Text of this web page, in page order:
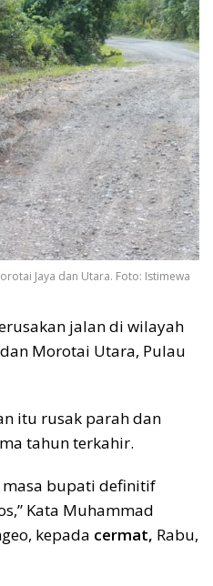
Jaya dan Utara. Foto: Istimewa
jalan di wilayah
Morotai Utara, Pulau
itu rusak parah dan
tahun terkahir.
masa bupati definitif
Kata Muhammad
kepada cermat, Rabu,